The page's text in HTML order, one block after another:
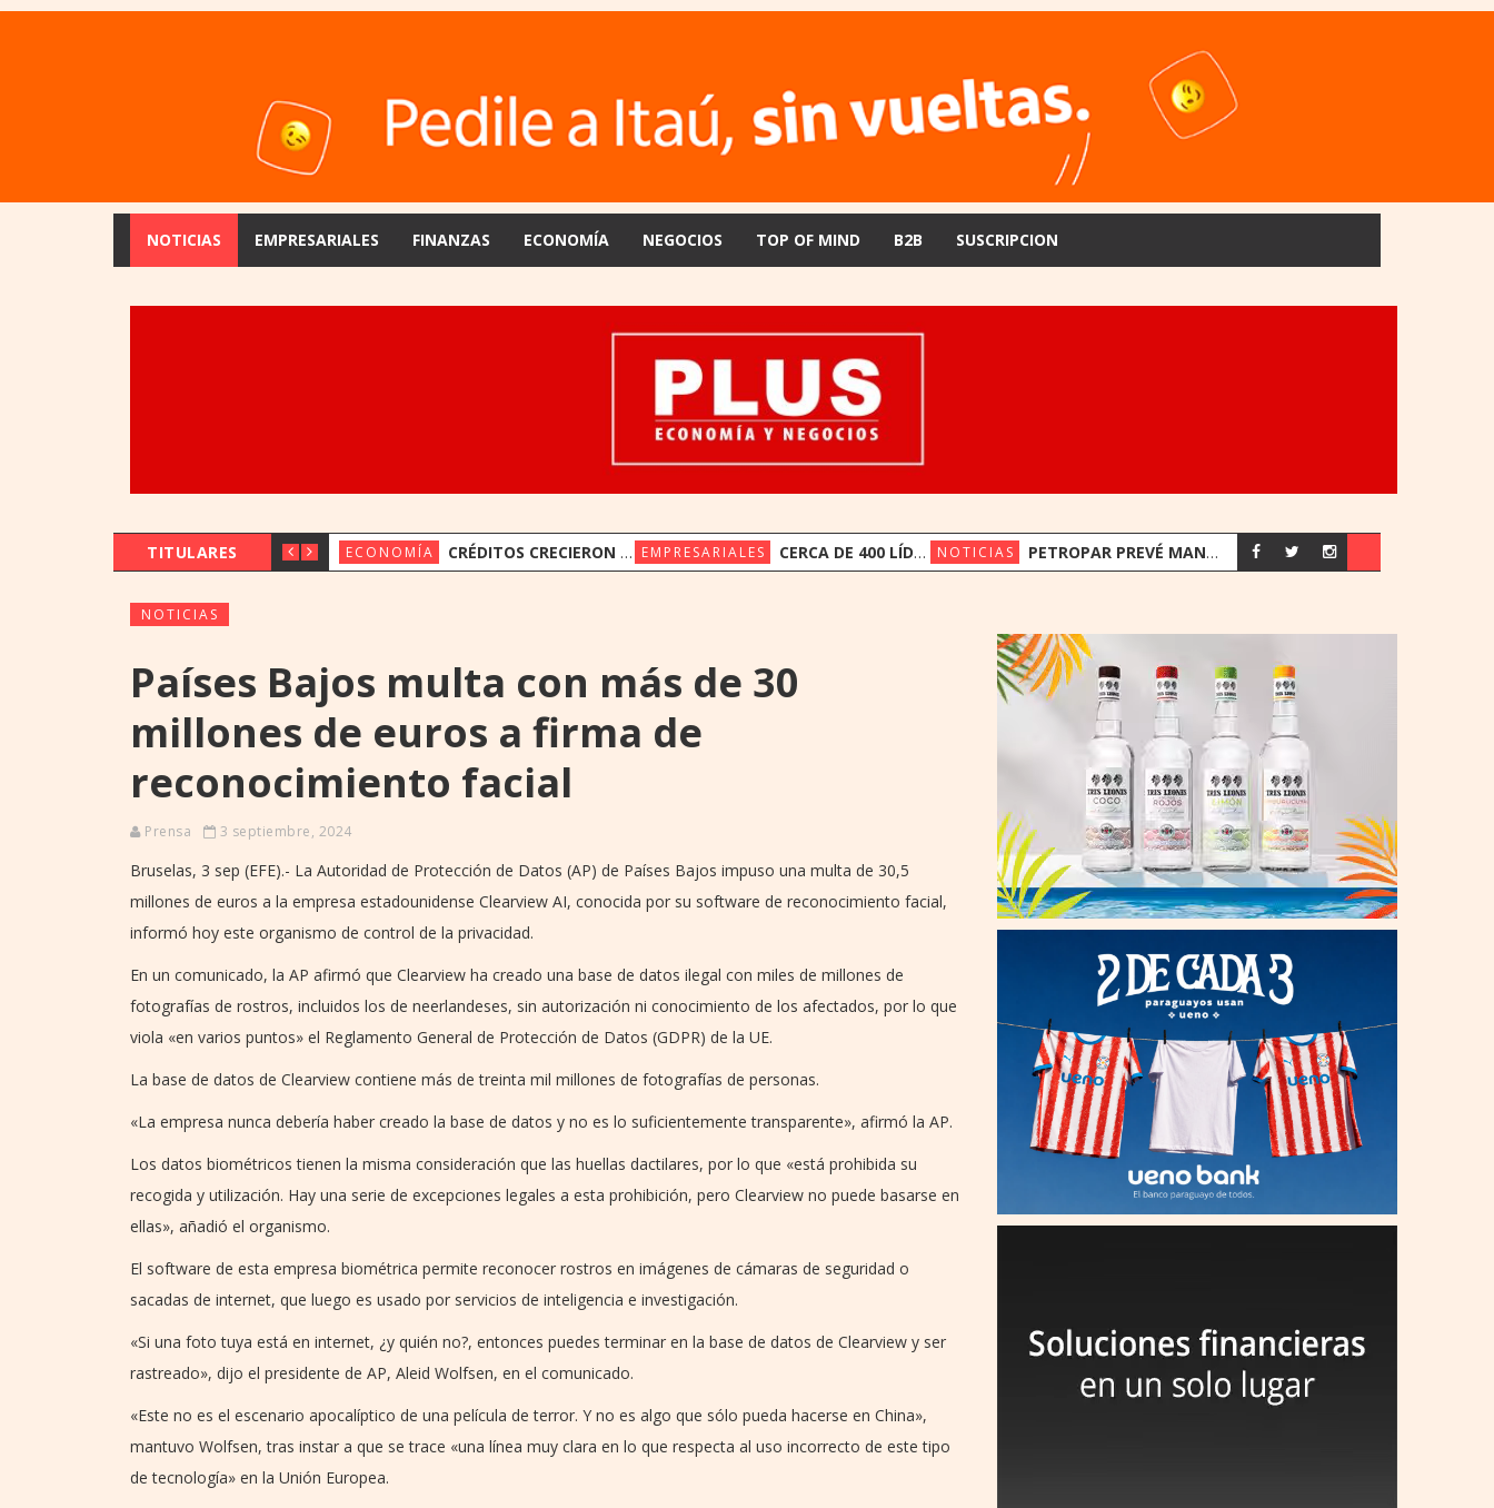
NOTICIAS EMPRESARIALES FINANZAS ECONOMÍA NEGOCIOS TOP OF MIND B2B SUSCRIPCION
TITULARES ECONOMÍA CRÉDITOS CRECIERON 14,4% Y DEPÓSITOS 19,4% EN JUNIO EMPRESARIALES CERCA DE 400 LÍDERES DE LA INDUSTRIA FINANCIERA PARTICIPAN DE LA CONVENCIÓN BANCARIA DE ASOBAN NOTICIAS PETROPAR PREVÉ MANTENER SUS PRECIOS EN UN ESCENARIO DE SUBAS
NOTICIAS
Países Bajos multa con más de 30
millones de euros a firma de
reconocimiento facial
Prensa 3 septiembre, 2024
Bruselas, 3 sep (EFE).- La Autoridad de Protección de Datos (AP) de Países Bajos impuso una multa de 30,5
millones de euros a la empresa estadounidense Clearview AI, conocida por su software de reconocimiento facial,
informó hoy este organismo de control de la privacidad.
En un comunicado, la AP afirmó que Clearview ha creado una base de datos ilegal con miles de millones de
fotografías de rostros, incluidos los de neerlandeses, sin autorización ni conocimiento de los afectados, por lo que
viola «en varios puntos» el Reglamento General de Protección de Datos (GDPR) de la UE.
La base de datos de Clearview contiene más de treinta mil millones de fotografías de personas.
«La empresa nunca debería haber creado la base de datos y no es lo suficientemente transparente», afirmó la AP.
Los datos biométricos tienen la misma consideración que las huellas dactilares, por lo que «está prohibida su
recogida y utilización. Hay una serie de excepciones legales a esta prohibición, pero Clearview no puede basarse en
ellas», añadió el organismo.
El software de esta empresa biométrica permite reconocer rostros en imágenes de cámaras de seguridad o
sacadas de internet, que luego es usado por servicios de inteligencia e investigación.
«Si una foto tuya está en internet, ¿y quién no?, entonces puedes terminar en la base de datos de Clearview y ser
rastreado», dijo el presidente de AP, Aleid Wolfsen, en el comunicado.
«Este no es el escenario apocalíptico de una película de terror. Y no es algo que sólo pueda hacerse en China»,
mantuvo Wolfsen, tras instar a que se trace «una línea muy clara en lo que respecta al uso incorrecto de este tipo
de tecnología» en la Unión Europea.